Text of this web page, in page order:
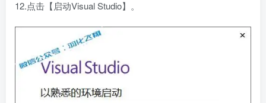
12.点击【启动Visual Studio】。